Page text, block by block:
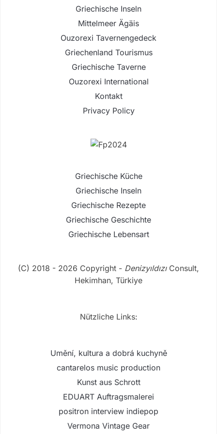
Griechische Inseln
Mittelmeer Ägäis
Ouzorexi Tavernengedeck
Griechenland Tourismus
Griechische Taverne
Ouzorexi International
Kontakt
Privacy Policy
Griechische Küche
Griechische Inseln
Griechische Rezepte
Griechische Geschichte
Griechische Lebensart
(C) 2018 - 2026 Copyright - DenizyıldızıConsult,
Hekimhan, Türkiye
Nützliche Links:
Umění, kultura a dobrá kuchyně
cantarelos music production
Kunst aus Schrott
EDUART Auftragsmalerei
positron interview indiepop
Vermona Vintage Gear